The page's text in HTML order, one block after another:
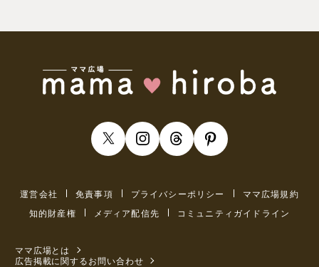
運営会社 免責事項 プライバシーポリシー
ママ広場規約
知的財産権
メディア配信先 コミュニティガイドライン
ママ広場とは
広告掲載に関するお問い合わせ